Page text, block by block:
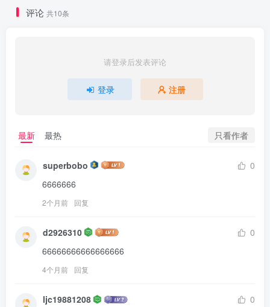
评论 共10条
请登录后发表评论
登录 注册
最新 最热 只看作者
superbobo
0
6666666
2个月前 回复
d2926310
0
66666666666666666
4个月前 回复
ljc19881208
0